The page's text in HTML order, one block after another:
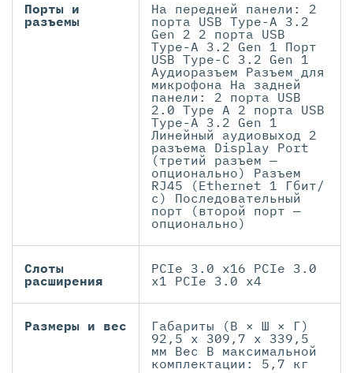
Порты и
разъемы
На передней панели: 2
порта USB Type-А 3.2
Gen 2 2 порта USB
Type-А 3.2 Gen 1 Порт
USB Type-C 3.2 Gen 1
Аудиоразъем Разъем для
микрофона На задней
панели: 2 порта USB
2.0 Type A 2 порта USB
Type-А 3.2 Gen 1
Линейный аудиовыход 2
разъема Display Port
(третий разъем —
опционально) Разъем
RJ45 (Ethernet 1 Гбит/
с) Последовательный
порт (второй порт —
опционально)
Слоты
расширения
PCIe 3.0 x16 PCIe 3.0
x1 PCIe 3.0 x4
Размеры и вес
Габариты (В × Ш × Г)
92,5 x 309,7 x 339,5
мм Вес В максимальной
комплектации: 5,7 кг